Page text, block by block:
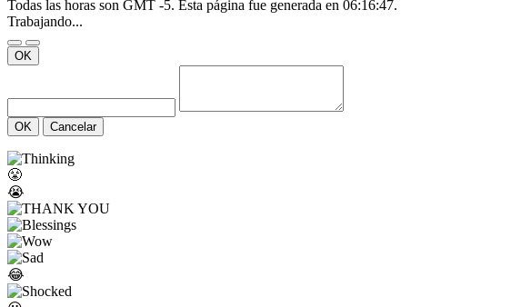
Todas las horas son GMT -5. Esta página fue generada en 06:16:47.
Trabajando...
OK
OK Cancelar
😤
😭
😂